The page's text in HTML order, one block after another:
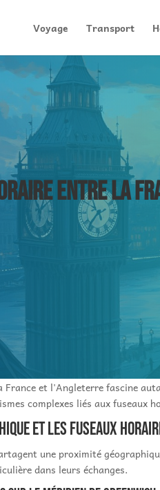
Voyage Transport
ENTRE LA
France et l'Angleterre fascine
complexes liés aux fuseaux
et les fuseaux
une proximité
dans leurs échanges.